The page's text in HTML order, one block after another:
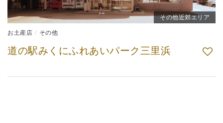
その他近郊エリア
お土産店 その他
道の駅みくにふれあいパーク三里浜